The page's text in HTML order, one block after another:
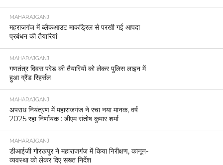
MAHARAJGANJ
महराजगंज में ब्लैकआउट माकड्रिल से परखी गई आपदा
प्रबंधन की तैयारियां
MAHARAJGANJ
गणतंत्र दिवस परेड की तैयारियों को लेकर पुलिस लाइन में
हुआ ग्रैंड रिहर्सल
MAHARAJGANJ
अपराध नियंत्रण में महाराजगंज ने रचा नया मानक, वर्ष
2025 रहा निर्णायक : डीएम संतोष कुमार शर्मा
MAHARAJGANJ
डीआईजी गोरखपुर ने महाराजगंज में किया निरीक्षण, कानून-
व्यवस्था को लेकर दिए सख्त निर्देश